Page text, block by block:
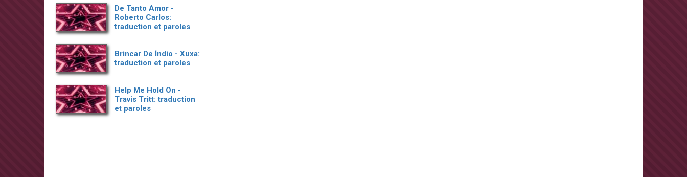
De Tanto Amor -
Roberto Carlos:
traduction et paroles
Brincar De Índio - Xuxa:
traduction et paroles
Help Me Hold On -
Travis Tritt: traduction
et paroles